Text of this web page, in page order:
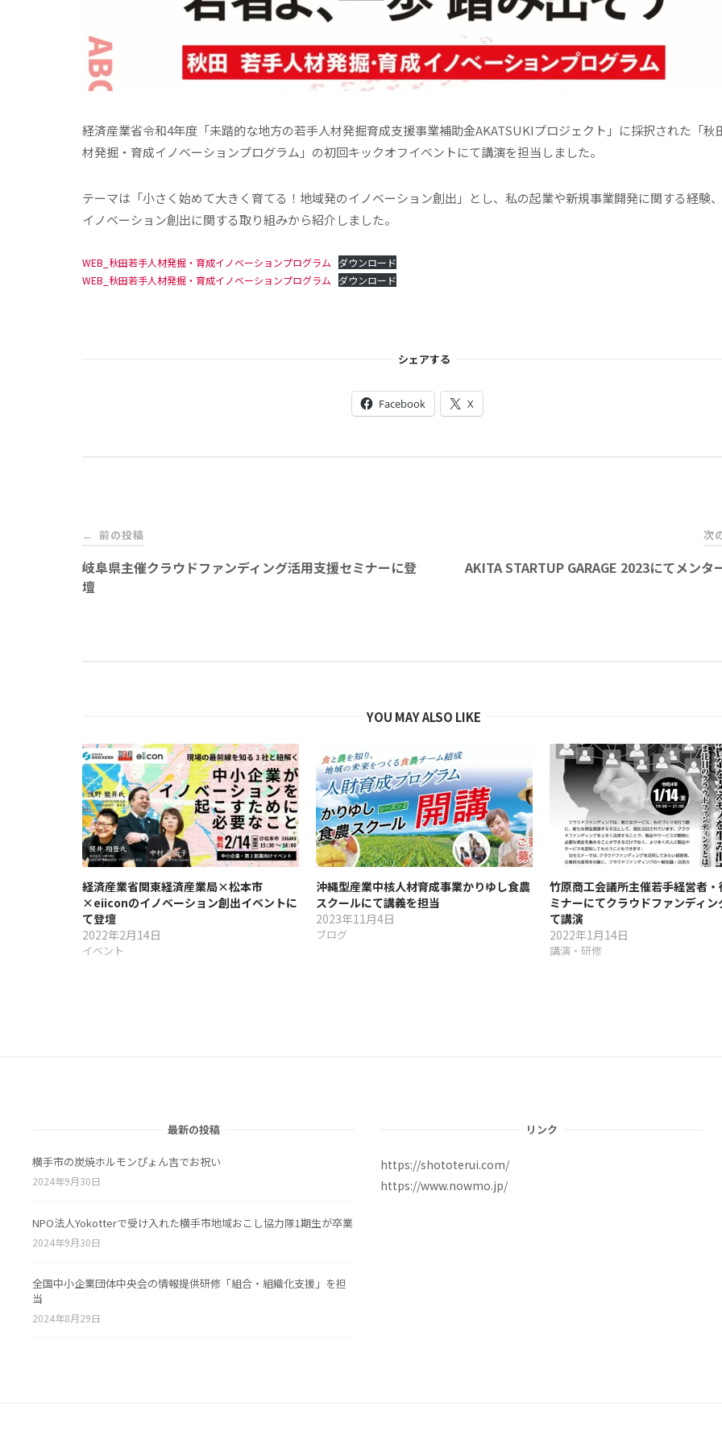
経済産業省令和4年度「未踏的な地方の若手人材発掘育成支援事業補助金AKATSUKIプロジェクト」に採択された「秋
材発掘・育成イノベーションプログラム」の初回キックオフイベントにて講演を担当しました。
テーマは「小さく始めて大きく育てる！地域発のイノベーション創出」とし、私の起業や新規事業開発に関する経験
イノベーション創出に関する取り組みから紹介しました。
WEB_秋田若手人材発掘・育成イノベーションプログラム
ダウンロード
WEB_秋田若手人材発掘・育成イノベーションプログラム
ダウンロード
シェアする
Facebook X
投
稿
ー
シ
ョ
ン
← 前の投稿
岐阜県主催クラウドファンディング活用支援セミナーに登
壇
次
AKITA STARTUP GARAGE 2023にてメンタ
YOU MAY ALSO LIKE
経済産業省関東経済産業局×松本市
×eiiconのイノベーション創出イベントに
て登壇
2022年2月14日
イベント
沖縄型産業中核⼈材育成事業かりゆし食農
スクールにて講義を担当
2023年11月4日
ブログ
竹原商工会議所主催若手経営者・
ミナーにてクラウドファンディン
て講演
2022年1月14日
講演・研修
最新の投稿
横手市の炭焼ホルモンぴょん吉でお祝い
2024年9月30日
NPO法人Yokotterで受け入れた横手市地域おこし協力隊1期生が卒業
2024年9月30日
全国中小企業団体中央会の情報提供研修「組合・組織化支援」を担
当
2024年8月29日
リンク
https://shototerui.com/
https://www.nowmo.jp/